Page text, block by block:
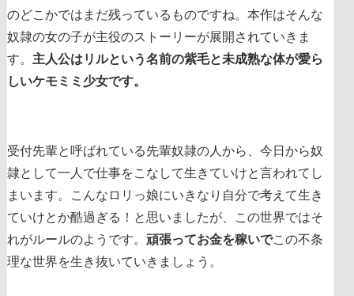
のどこかではまだ残っているものですね。本作はそんな
奴隷の女の子が主役のストーリーが展開されていきま
す。 主人公はリルという名前の紫毛と未成熟な体が愛ら
しいケモミミ少女です。
受付先輩と呼ばれている先輩奴隷の人から、今日から奴
隷として一人で仕事をこなして生きていけと言われてし
まいます。こんなロリっ娘にいきなり自分で考えて生き
ていけとか酷過ぎる！と思いましたが、この世界ではそ
れがルールのようです。 頑張ってお金を稼いでこの不条
理な世界を生き抜いていきましょう。